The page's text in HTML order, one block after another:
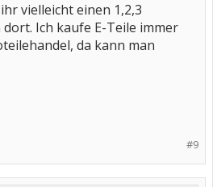
vielleicht einen 1,2,3
Ich kaufe E-Teile immer
da kann man
#9